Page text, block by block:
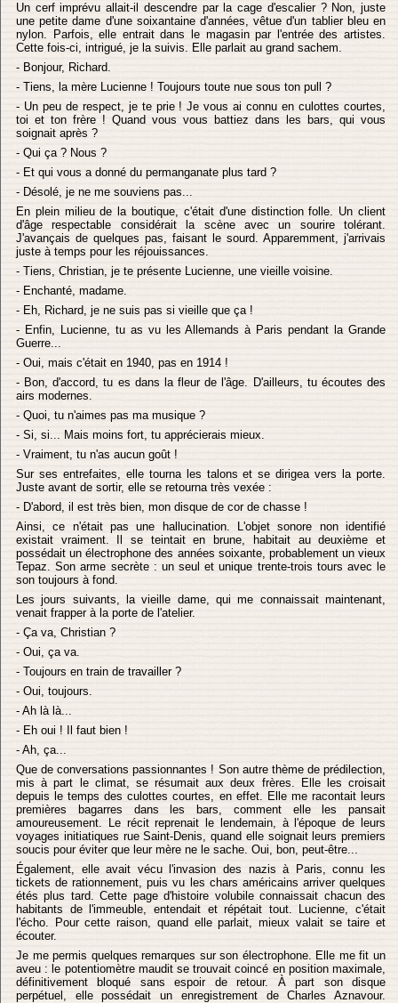
Un cerf imprévu allait-il descendre par la cage d'escalier ? Non, juste
une petite dame d'une soixantaine d'années, vêtue d'un tablier bleu en
nylon. Parfois, elle entrait dans le magasin par l'entrée des artistes.
Cette fois-ci, intrigué, je la suivis. Elle parlait au grand sachem.
- Bonjour, Richard.
- Tiens, la mère Lucienne ! Toujours toute nue sous ton pull ?
- Un peu de respect, je te prie ! Je vous ai connu en culottes courtes,
toi et ton frère ! Quand vous vous battiez dans les bars, qui vous
soignait après ?
- Qui ça ? Nous ?
- Et qui vous a donné du permanganate plus tard ?
- Désolé, je ne me souviens pas...
En plein milieu de la boutique, c'était d'une distinction folle. Un client
d'âge respectable considérait la scène avec un sourire tolérant.
J'avançais de quelques pas, faisant le sourd. Apparemment, j'arrivais
juste à temps pour les réjouissances.
- Tiens, Christian, je te présente Lucienne, une vieille voisine.
- Enchanté, madame.
- Eh, Richard, je ne suis pas si vieille que ça !
- Enfin, Lucienne, tu as vu les Allemands à Paris pendant la Grande
Guerre...
- Oui, mais c'était en 1940, pas en 1914 !
- Bon, d'accord, tu es dans la fleur de l'âge. D'ailleurs, tu écoutes des
airs modernes.
- Quoi, tu n'aimes pas ma musique ?
- Si, si... Mais moins fort, tu apprécierais mieux.
- Vraiment, tu n'as aucun goût !
Sur ses entrefaites, elle tourna les talons et se dirigea vers la porte.
Juste avant de sortir, elle se retourna très vexée :
- D'abord, il est très bien, mon disque de cor de chasse !
Ainsi, ce n'était pas une hallucination. L'objet sonore non identifié
existait vraiment. Il se teintait en brune, habitait au deuxième et
possédait un électrophone des années soixante, probablement un vieux
Tepaz. Son arme secrète : un seul et unique trente-trois tours avec le
son toujours à fond.
Les jours suivants, la vieille dame, qui me connaissait maintenant,
venait frapper à la porte de l'atelier.
- Ça va, Christian ?
- Oui, ça va.
- Toujours en train de travailler ?
- Oui, toujours.
- Ah là là...
- Eh oui ! Il faut bien !
- Ah, ça...
Que de conversations passionnantes ! Son autre thème de prédilection,
mis à part le climat, se résumait aux deux frères. Elle les croisait
depuis le temps des culottes courtes, en effet. Elle me racontait leurs
premières bagarres dans les bars, comment elle les pansait
amoureusement. Le récit reprenait le lendemain, à l'époque de leurs
voyages initiatiques rue Saint-Denis, quand elle soignait leurs premiers
soucis pour éviter que leur mère ne le sache. Oui, bon, peut-être...
Également, elle avait vécu l'invasion des nazis à Paris, connu les
tickets de rationnement, puis vu les chars américains arriver quelques
étés plus tard. Cette page d'histoire volubile connaissait chacun des
habitants de l'immeuble, entendait et répétait tout. Lucienne, c'était
l'écho. Pour cette raison, quand elle parlait, mieux valait se taire et
écouter.
Je me permis quelques remarques sur son électrophone. Elle me fit un
aveu : le potentiomètre maudit se trouvait coincé en position maximale,
définitivement bloqué sans espoir de retour. À part son disque
perpétuel, elle possédait un enregistrement de Charles Aznavour.